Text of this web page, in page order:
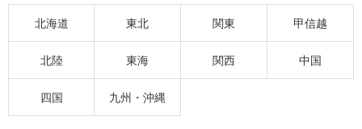
北海道 東北 関東 甲信越
北陸 東海 関西 中国
四国 九州・沖縄